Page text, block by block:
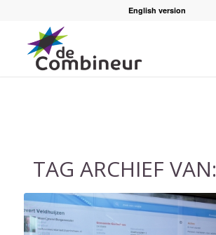
English version
TAG ARCHIEF VAN: